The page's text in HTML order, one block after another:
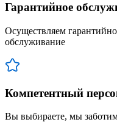
Гарантийное
Осуществляем
обслуживание
Компетентный
Вы выбираете, мы